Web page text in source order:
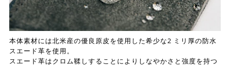
本体素材には北米産の優良原皮を使用した希少な2 ミリ厚の防水
スエード革を使用。
スエード革はクロム鞣しすることによりしなやかさと強度を持つ